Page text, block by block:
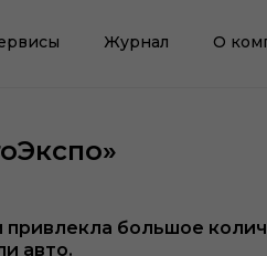
Журнал О
большое
авто.